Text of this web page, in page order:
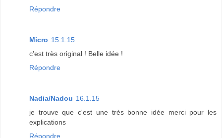
Répondre
Micro 15.1.15
c'est très original ! Belle idée !
Répondre
Nadia/Nadou 16.1.15
je trouve que c'est une très bonne idée merci pour les
explications
Répondre